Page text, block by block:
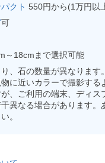
クト 550円から(1万円以
可
～18cmまで選択可能
、石の数量が異なります。
に近いカラーで撮影する
、ご利用の端末、ディス
異なる場合があります。
。